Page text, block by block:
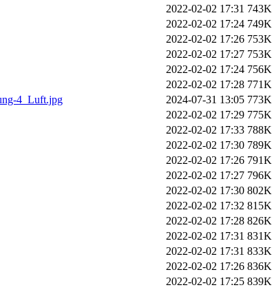
2022-02-02 17:31 743K
2022-02-02 17:24 749K
2022-02-02 17:26 753K
2022-02-02 17:27 753K
2022-02-02 17:24 756K
2022-02-02 17:28 771K
4_Luft.jpg
2024-07-31 13:05 773K
2022-02-02 17:29 775K
2022-02-02 17:33 788K
2022-02-02 17:30 789K
2022-02-02 17:26 791K
2022-02-02 17:27 796K
2022-02-02 17:30 802K
2022-02-02 17:32 815K
2022-02-02 17:28 826K
2022-02-02 17:31 831K
2022-02-02 17:31 833K
2022-02-02 17:26 836K
2022-02-02 17:25 839K